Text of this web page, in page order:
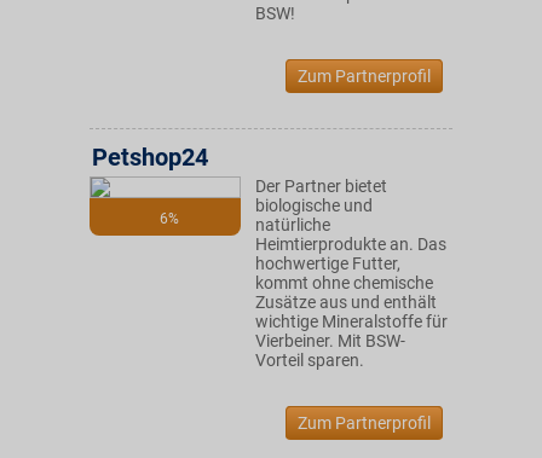
BSW!
Zum Partnerprofil
6%
Petshop24
Der Partner bietet
biologische und
natürliche
Heimtierprodukte an. Das
hochwertige Futter,
kommt ohne chemische
Zusätze aus und enthält
wichtige Mineralstoffe für
Vierbeiner. Mit BSW-
Vorteil sparen.
Zum Partnerprofil